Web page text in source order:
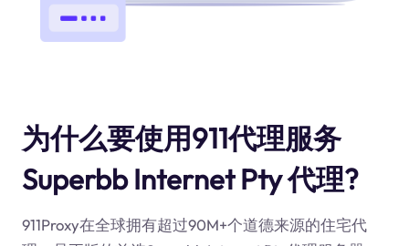
为什么要使用911代理服务
Superbb Internet Pty 代理?
911Proxy在全球拥有超过90M+个道德来源的住宅代